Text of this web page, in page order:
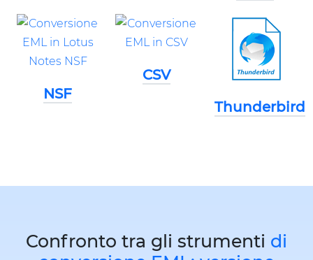
NSF
CSV
Thunderbird
Confronto tra gli strumenti di